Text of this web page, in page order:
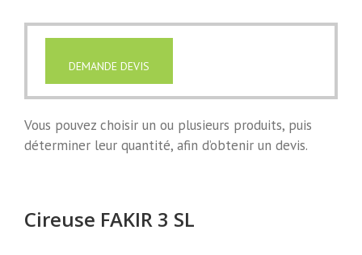
DEMANDE DEVIS
Vous pouvez choisir un ou plusieurs produits, puis
déterminer leur quantité, afin d’obtenir un devis.
Cireuse FAKIR 3 SL